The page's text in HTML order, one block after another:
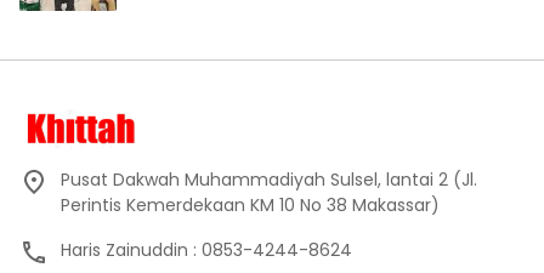
Pusat Dakwah Muhammadiyah Sulsel, lantai 2 (Jl.
Perintis Kemerdekaan KM 10 No 38 Makassar)
Haris Zainuddin : 0853-4244-8624